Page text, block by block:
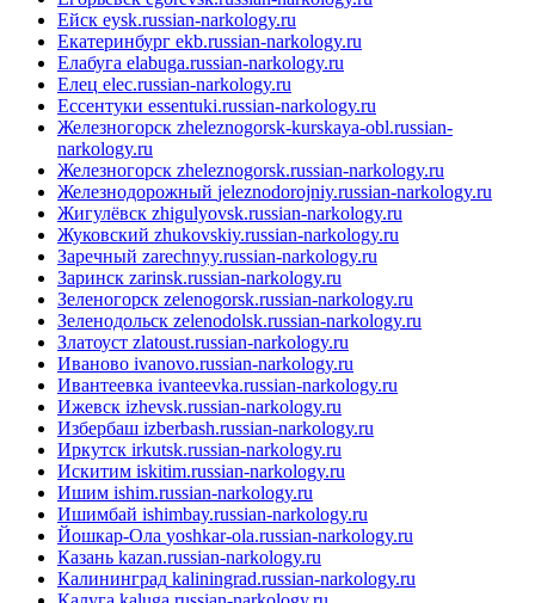
Ейск eysk.russian-narkology.ru
Екатеринбург ekb.russian-narkology.ru
Елабуга elabuga.russian-narkology.ru
Елец elec.russian-narkology.ru
Ессентуки essentuki.russian-narkology.ru
Железногорск zheleznogorsk-kurskaya-obl.russian-
narkology.ru
Железногорск zheleznogorsk.russian-narkology.ru
Железнодорожный jeleznodorojniy.russian-narkology.ru
Жигулёвск zhigulyovsk.russian-narkology.ru
Жуковский zhukovskiy.russian-narkology.ru
Заречный zarechnyy.russian-narkology.ru
Заринск zarinsk.russian-narkology.ru
Зеленогорск zelenogorsk.russian-narkology.ru
Зеленодольск zelenodolsk.russian-narkology.ru
Златоуст zlatoust.russian-narkology.ru
Иваново ivanovo.russian-narkology.ru
Ивантеевка ivanteevka.russian-narkology.ru
Ижевск izhevsk.russian-narkology.ru
Избербаш izberbash.russian-narkology.ru
Иркутск irkutsk.russian-narkology.ru
Искитим iskitim.russian-narkology.ru
Ишим ishim.russian-narkology.ru
Ишимбай ishimbay.russian-narkology.ru
Йошкар-Ола yoshkar-ola.russian-narkology.ru
Казань kazan.russian-narkology.ru
Калининград kaliningrad.russian-narkology.ru